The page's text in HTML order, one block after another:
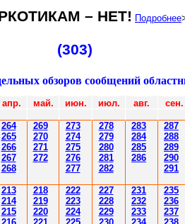
– НЕТ! Подробнее
(303)
обзоров сообщений
апр. май. июн. июл. авг. сен.
264
265
266
267
268
269
270
271
272
273
274
275
276
277
278
279
280
281
282
283
284
285
286
287
288
289
290
291
213
214
215
218
219
220
222
223
224
227
228
229
231
232
233
235
236
237